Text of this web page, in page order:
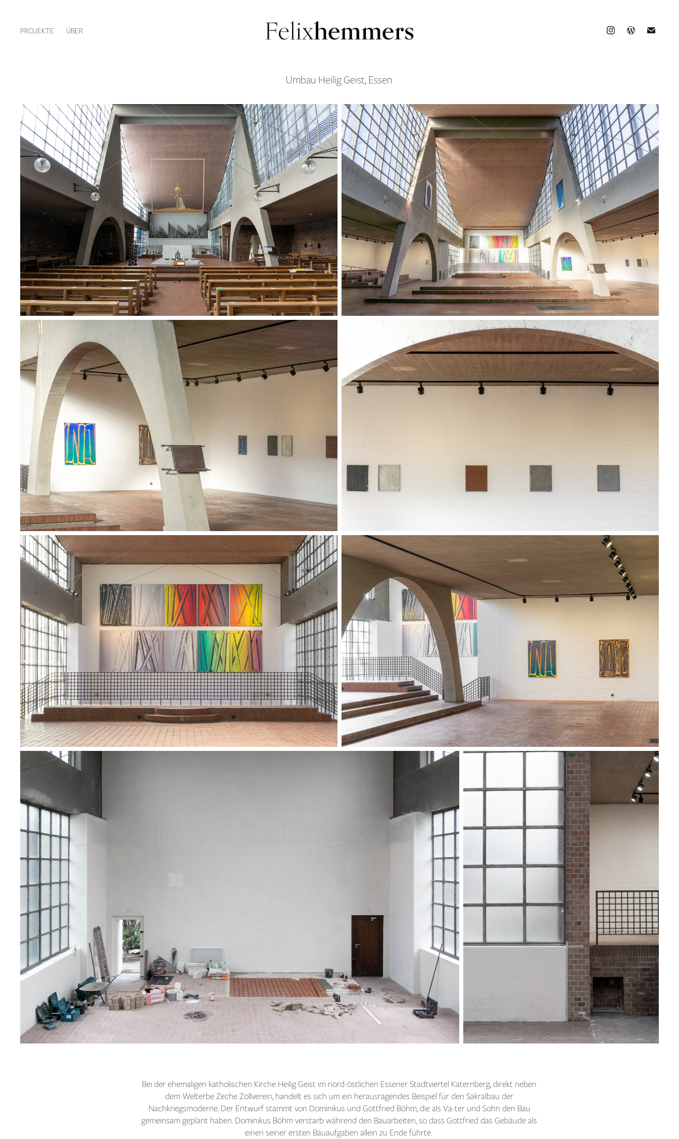
PROJEKTE ÜBER
Umbau Heilig Geist, Essen
Bei der ehemaligen katholischen Kirche Heilig Geist im nord-östlichen Essener Stadtviertel Katernberg, direkt neben
dem Welterbe Zeche Zollverein, handelt es sich um ein herausragendes Beispiel für den Sakralbau der
Nachkriegsmoderne. Der Entwurf stammt von Dominikus und Gottfried Böhm, die als Va-ter und Sohn den Bau
gemeinsam geplant haben. Dominikus Böhm verstarb während den Bauarbeiten, so dass Gottfried das Gebäude als
einen seiner ersten Bauaufgaben allein zu Ende führte.